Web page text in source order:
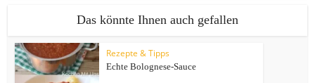
Das könnte Ihnen auch gefallen
Rezepte & Tipps
Echte Bolognese-Sauce